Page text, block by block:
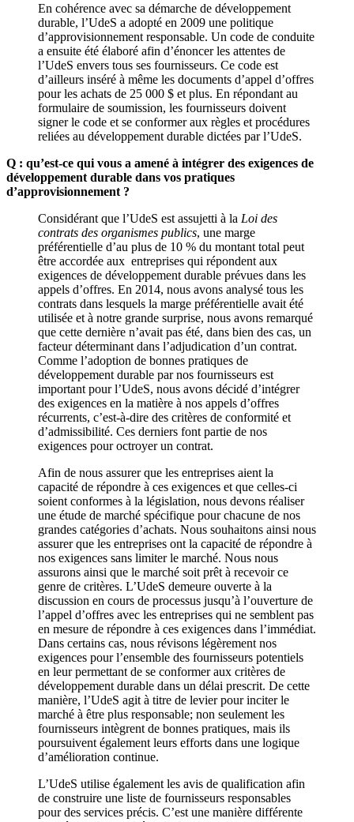
En cohérence avec sa démarche de développement
durable, l’UdeS a adopté en 2009 une politique
d’approvisionnement responsable. Un code de conduite
a ensuite été élaboré afin d’énoncer les attentes de
l’UdeS envers tous ses fournisseurs. Ce code est
d’ailleurs inséré à même les documents d’appel d’offres
pour les achats de 25 000 $ et plus. En répondant au
formulaire de soumission, les fournisseurs doivent
signer le code et se conformer aux règles et procédures
reliées au développement durable dictées par l’UdeS.
Q : qu’est-ce qui vous a amené à intégrer des exigences de
développement durable dans vos pratiques
d’approvisionnement ?
Considérant que l’UdeS est assujetti à la Loi des
contrats des organismes publics, une marge
préférentielle d’au plus de 10 % du montant total peut
être accordée aux entreprises qui répondent aux
exigences de développement durable prévues dans les
appels d’offres. En 2014, nous avons analysé tous les
contrats dans lesquels la marge préférentielle avait été
utilisée et à notre grande surprise, nous avons remarqué
que cette dernière n’avait pas été, dans bien des cas, un
facteur déterminant dans l’adjudication d’un contrat.
Comme l’adoption de bonnes pratiques de
développement durable par nos fournisseurs est
important pour l’UdeS, nous avons décidé d’intégrer
des exigences en la matière à nos appels d’offres
récurrents, c’est-à-dire des critères de conformité et
d’admissibilité. Ces derniers font partie de nos
exigences pour octroyer un contrat.
Afin de nous assurer que les entreprises aient la
capacité de répondre à ces exigences et que celles-ci
soient conformes à la législation, nous devons réaliser
une étude de marché spécifique pour chacune de nos
grandes catégories d’achats. Nous souhaitons ainsi nous
assurer que les entreprises ont la capacité de répondre à
nos exigences sans limiter le marché. Nous nous
assurons ainsi que le marché soit prêt à recevoir ce
genre de critères. L’UdeS demeure ouverte à la
discussion en cours de processus jusqu’à l’ouverture de
l’appel d’offres avec les entreprises qui ne semblent pas
en mesure de répondre à ces exigences dans l’immédiat.
Dans certains cas, nous révisons légèrement nos
exigences pour l’ensemble des fournisseurs potentiels
en leur permettant de se conformer aux critères de
développement durable dans un délai prescrit. De cette
manière, l’UdeS agit à titre de levier pour inciter le
marché à être plus responsable; non seulement les
fournisseurs intègrent de bonnes pratiques, mais ils
poursuivent également leurs efforts dans une logique
d’amélioration continue.
L’UdeS utilise également les avis de qualification afin
de construire une liste de fournisseurs responsables
pour des services précis. C’est une manière différente